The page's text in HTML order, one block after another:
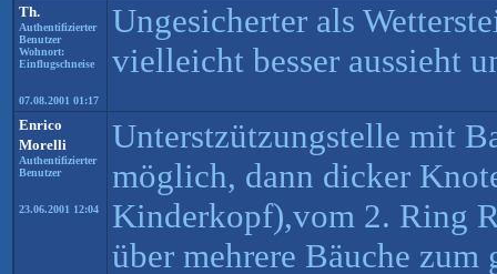
Th.
Authentifizierter
Benutzer
Wohnort:
Einflugschneise
07.08.2001 01:17
Ungesicherter als
vielleicht besser aussieht
Enrico
Morelli
Authentifizierter
Benutzer
23.06.2001 12:04
Unterstzützungstelle mit
möglich, dann dicker
Kinderkopf),vom 2. Ring
über mehrere Bäuche zum